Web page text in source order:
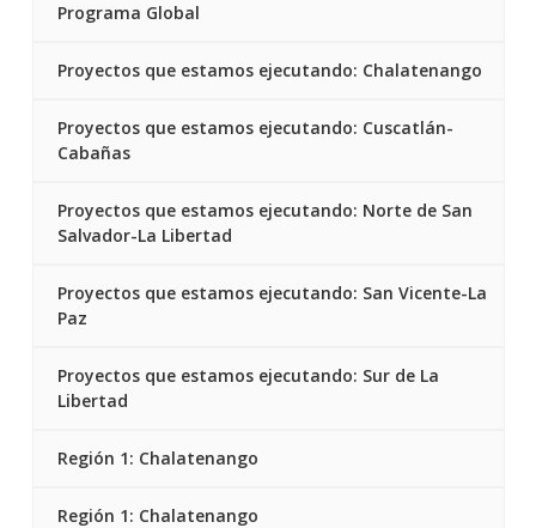
Programa Global
Proyectos que estamos ejecutando: Chalatenango
Proyectos que estamos ejecutando: Cuscatlán-
Cabañas
Proyectos que estamos ejecutando: Norte de San
Salvador-La Libertad
Proyectos que estamos ejecutando: San Vicente-La
Paz
Proyectos que estamos ejecutando: Sur de La
Libertad
Región 1: Chalatenango
Región 1: Chalatenango